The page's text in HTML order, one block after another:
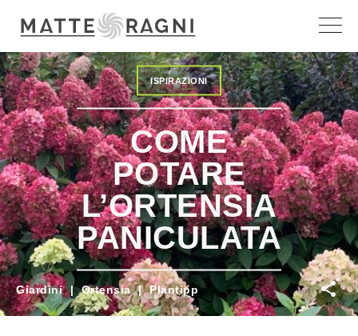
ISPIRAZIONI
COME
POTARE
L’ORTENSIA
PANICULATA
Giardini | Ortensia | Plantipp